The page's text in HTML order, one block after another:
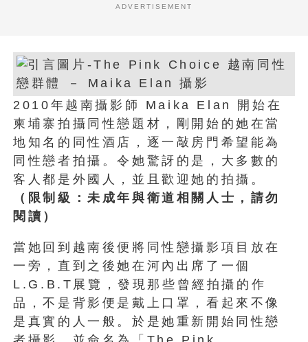
ADVERTISEMENT
2010年越南攝影師 Maika Elan 開始在
柬埔寨拍攝同性戀題材，剛開始的她在當
地知名的同性酒店，逐一敲房門希望能為
同性戀者拍攝。令她驚訝的是，大多數的
客人都是外國人，並且歡迎她的拍攝。
（限制級：未成年與衛道相關人士，請勿
閱讀）
當她回到越南後便將同性戀攝影項目放在
一旁，直到之後她在河內出席了一個
L.G.B.T展覽，發現那些曾經拍攝的作
品，不是背影便是戴上口罩，看起來不像
是真實的人一般。於是她重新開始同性戀